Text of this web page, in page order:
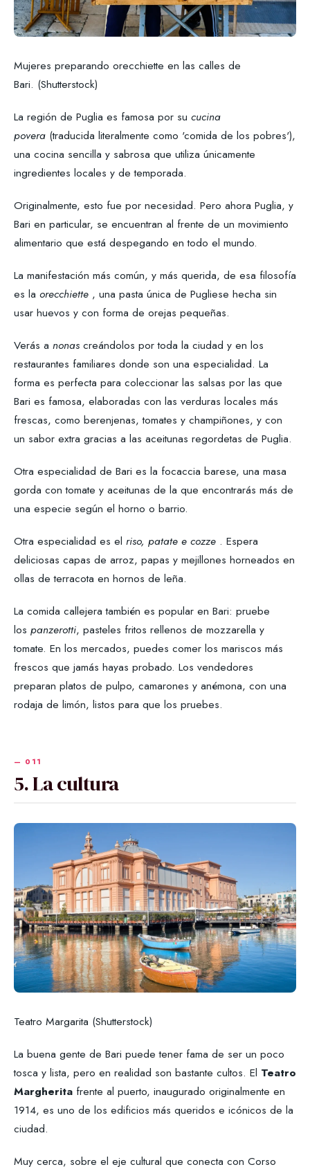
Mujeres preparando orecchiette en las calles de
Bari. (Shutterstock)
La región de Puglia es famosa por su cucina
povera (traducida literalmente como 'comida de los pobres'),
una cocina sencilla y sabrosa que utiliza únicamente
ingredientes locales y de temporada.
Originalmente, esto fue por necesidad. Pero ahora Puglia, y
Bari en particular, se encuentran al frente de un movimiento
alimentario que está despegando en todo el mundo.
La manifestación más común, y más querida, de esa filosofía
es la orecchiette , una pasta única de Pugliese hecha sin
usar huevos y con forma de orejas pequeñas.
Verás a nonas creándolos por toda la ciudad y en los
restaurantes familiares donde son una especialidad. La
forma es perfecta para coleccionar las salsas por las que
Bari es famosa, elaboradas con las verduras locales más
frescas, como berenjenas, tomates y champiñones, y con
un sabor extra gracias a las aceitunas regordetas de Puglia.
Otra especialidad de Bari es la focaccia barese, una masa
gorda con tomate y aceitunas de la que encontrarás más de
una especie según el horno o barrio.
Otra especialidad es el riso, patate e cozze . Espera
deliciosas capas de arroz, papas y mejillones horneados en
ollas de terracota en hornos de leña.
La comida callejera también es popular en Bari: pruebe
los panzerotti, pasteles fritos rellenos de mozzarella y
tomate. En los mercados, puedes comer los mariscos más
frescos que jamás hayas probado. Los vendedores
preparan platos de pulpo, camarones y anémona, con una
rodaja de limón, listos para que los pruebes.
5. La cultura
Teatro Margarita (Shutterstock)
La buena gente de Bari puede tener fama de ser un poco
tosca y lista, pero en realidad son bastante cultos. El Teatro
Margherita frente al puerto, inaugurado originalmente en
1914, es uno de los edificios más queridos e icónicos de la
ciudad.
Muy cerca, sobre el eje cultural que conecta con Corso